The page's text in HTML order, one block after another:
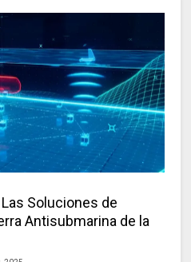
Soluciones de
Antisubmarina de la